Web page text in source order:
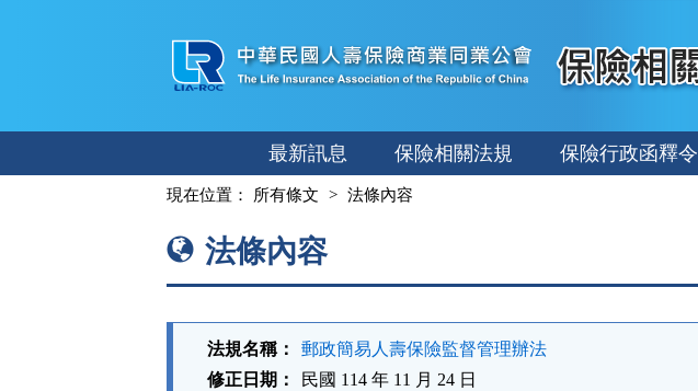
容
最新訊息 保險相關法規 保險行政函釋令
現在位置： 所有條文 法條內容
法條內容
法規名稱：
郵政簡易人壽保險監督管理辦法
修正日期：
民國 114 年 11 月 24 日